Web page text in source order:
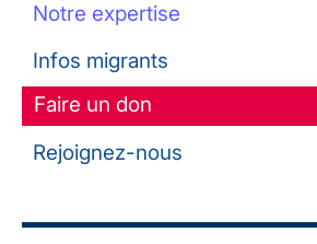
Notre expertise
Infos migrants
Faire un don
Rejoignez-nous